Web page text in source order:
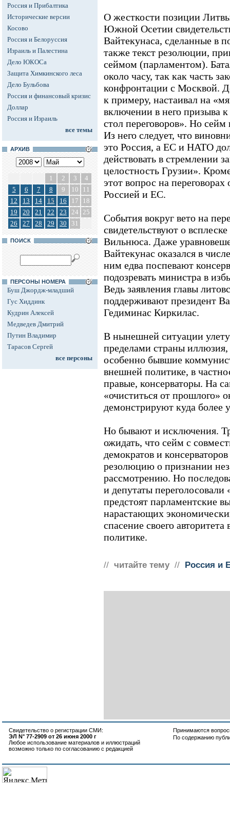
Россия и Прибалтика
Исторические версии
Косово
Россия и Белоруссия
Израиль и Палестина
Дело ЮКОСа
Защита Химкинского леса
Дело Бульбова
Россия и финансовый кризис
Доллар
Россия и Израиль
все темы
АРХИВ
1 2 3
4
5
6 7 8 9 10
11
12
13 14 15 16 17
18
19
20 21 22 23 24 25
26
27 28 29 30 31
ПОИСК
ПЕРСОНЫ НОМЕРА
Буш Джордж-младший
Гус Хиддинк
Кудрин Алексей
Медведев Дмитрий
Путин Владимир
Тарасов Сергей
все персоны
О жесткости позиции
Южной Осетии
Вайтекунаса, сделанные в
также текст резолюции,
сеймом (парламентом).
около часу, так как часть
конфронтации с Москвой.
к примеру, настаивал на
включении в него призыва
стол переговоров». Но
Из него следует, что
это Россия, а ЕС и НАТО
действовать в стремлении
целостность Грузии».
этот вопрос на
Россией и ЕС.
События вокруг вето на
свидетельствуют о
Вильнюса. Даже
Вайтекунас оказался в
ним едва поспевают
подозревать министра в
Ведь заявления главы
поддерживают президент
Гедиминас Киркилас.
В нынешней ситуации
пределами страны иллюзия,
особенно бывшие
внешней политике, в
правые, консерваторы. На
«очиститься от прошлого»
демонстрируют куда более
Но бывают и исключения.
ожидать, что сейм с
демократов и
резолюцию о признании
рассмотрению. Но
и депутаты
предстоят парламентские
нарастающих
спасение своего
политике.
// читайте тему // Россия и
Свидетельство о регистрации СМИ:
ЭЛ N° 77-2909 от 26 июня 2000 г
Любое использование материалов и иллюстраций
возможно только по согласованию с редакцией
Принимаются
По содержанию